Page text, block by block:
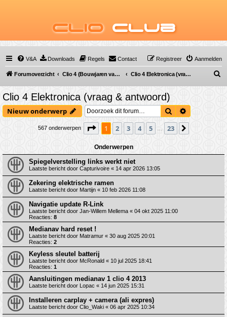
Clio Club
V&A Downloads Regels Contact Aanmelden
Registreer
Forumoverzicht Clio 4 (Bouwjaren van 2012 tot 2019) Clio 4 Elektronica (vraag & antwoord)
o
Clio 4 Elektronica (vraag & antwoord)
Nieuw onderwerp Zoek
567 onderwerpen Pagina van23
1 2 3 4 5 23
Onderwerpen
Spiegelverstelling links werkt niet
Laatste bericht door Capturivoire « 14 apr 2026 13:05
Zekering elektrische ramen
Laatste bericht door Martijn « 10 feb 2026 11:08
Navigatie update R-Link
Laatste bericht door Jan-Willem Mellema « 04 okt 2025 11:00
Reacties: 8
Medianav hard reset !
Laatste bericht door Matramur « 30 aug 2025 20:01
Reacties: 2
Keyless sleutel batterij
Laatste bericht door McRonald « 10 jul 2025 18:41
Reacties: 1
Aansluitingen medianav 1 clio 4 2013
Laatste bericht door Lopac « 14 jun 2025 15:31
Installeren carplay + camera (ali expres)
Laatste bericht door Clio_Waki « 06 apr 2025 10:34